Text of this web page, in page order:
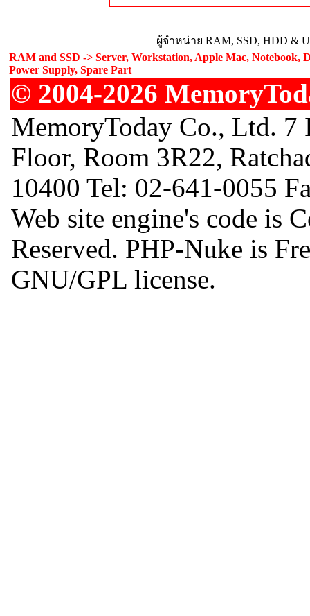
ผู้จำหน่าย RAM, SSD, HDD &
RAM and SSD -> Server, Workstation, Apple Mac, Notebook,
Power Supply, Spare Part
© 2004-2026
MemoryToday Co., Ltd.
Floor, Room 3R22,
10400 Tel: 02-641-0055
Web site engine's code is
Reserved. PHP-Nuke is
GNU/GPL license.